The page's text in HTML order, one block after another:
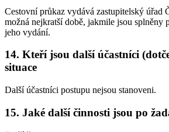
Cestovní průkaz vydává zastupitelský úřad
možná nejkratší době, jakmile jsou splněny
jeho vydání.
14. Kteří jsou další účastníci
situace
Další účastníci postupu nejsou stanoveni.
15. Jaké další činnosti jsou po